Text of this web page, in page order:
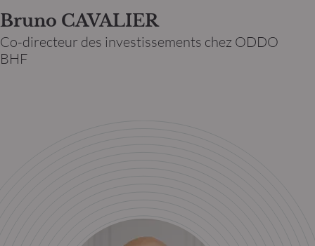
Bruno CAVALIER
Co-directeur des investissements chez ODDO
BHF